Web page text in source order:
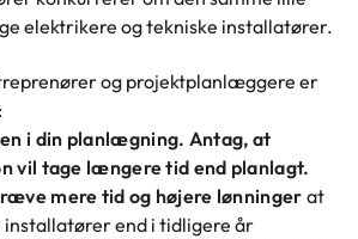
elektrikere og tekniske installatører.
og projektplanlæggere er
i din planlægning. Antag, at
vil tage længere tid end planlagt.
mere tid og højere lønninger at
installatører end i tidligere år